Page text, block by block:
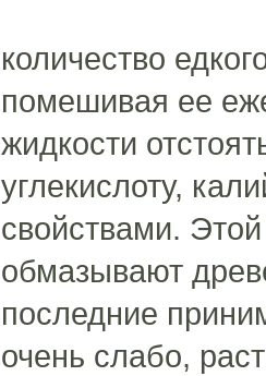
количество
помешивая ее
жидкости
углекислоту,
свойствами.
обмазывают
последние
очень слабо,